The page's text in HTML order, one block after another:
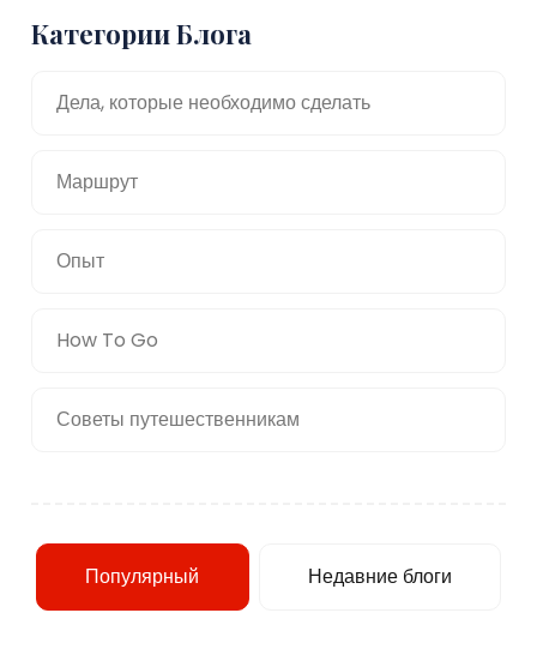
Категории Блога
Дела, которые необходимо сделать
Маршрут
Опыт
How To Go
Советы путешественникам
Популярный Недавние блоги